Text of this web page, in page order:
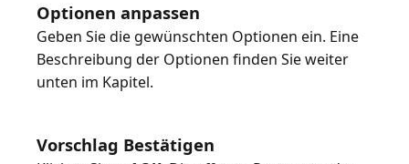
Optionen anpassen
Geben Sie die gewünschten Optionen ein. Eine
Beschreibung der Optionen finden Sie weiter
unten im Kapitel.
Vorschlag Bestätigen